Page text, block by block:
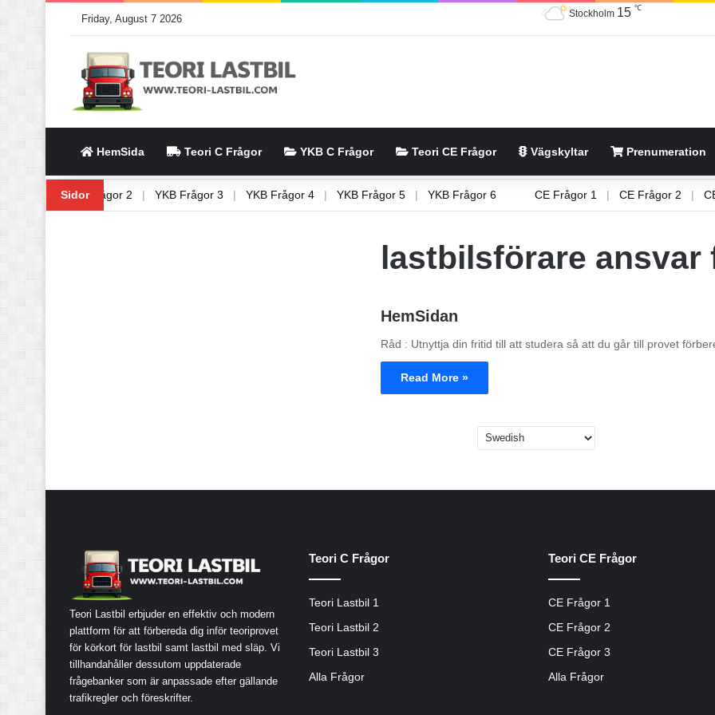
Friday, August 7 2026 Stockholm 15 ℃
HemSida Teori C Frågor YKB C Frågor Teori CE Frågor Vägskyltar Prenumeration
Sidor
| YKB Frågor 2 | YKB Frågor 3 | YKB Frågor 4 | YKB Frågor 5 | YKB Frågor 6 CE Frågor 1 | CE Frågor 2 |
lastbilsförare ansvar
HemSidan
Råd : Utnyttja din fritid till att studera så att du går till provet
Read More »
Teori Lastbil erbjuder en effektiv och modern
plattform för att förbereda dig inför teoriprovet
för körkort för lastbil samt lastbil med släp. Vi
tillhandahåller dessutom uppdaterade
frågebanker som är anpassade efter gällande
trafikregler och föreskrifter.
Teori C Frågor
Teori Lastbil 1
Teori Lastbil 2
Teori Lastbil 3
Alla Frågor
Teori CE Frågor
CE Frågor 1
CE Frågor 2
CE Frågor 3
Alla Frågor